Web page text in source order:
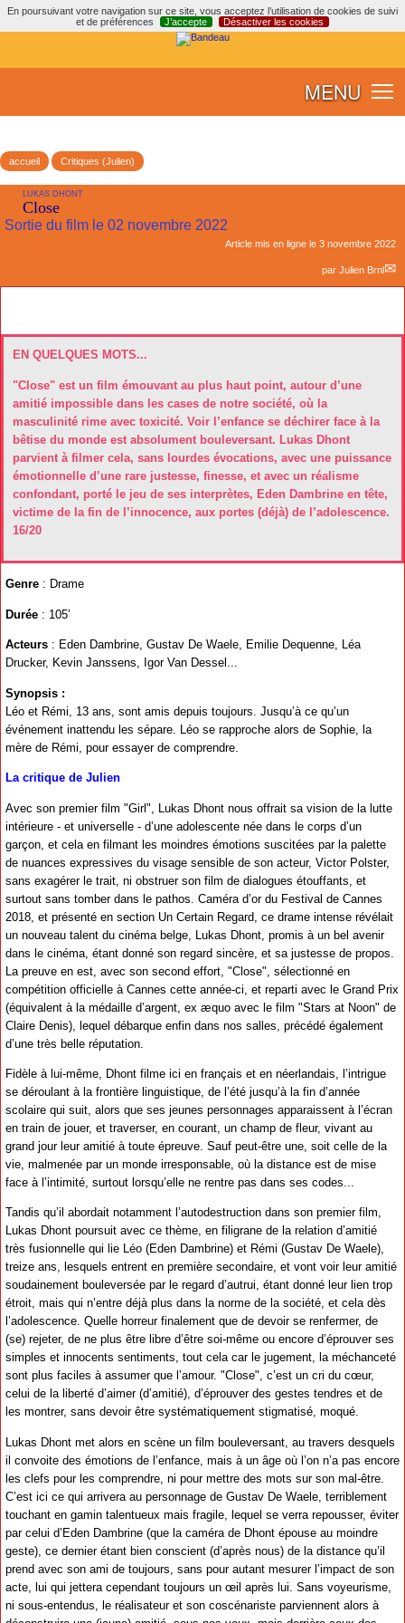
En poursuivant votre navigation sur ce site, vous acceptez l’utilisation de cookies de suivi
et de préférences
J’accepte Désactiver les cookies
MENU
accueil Critiques (Julien)
LUKAS DHONT
Close
Sortie du film le 02 novembre 2022
Article mis en ligne le 3 novembre 2022
par Julien Brnl
EN QUELQUES MOTS...
"Close" est un film émouvant au plus haut point, autour d’une
amitié impossible dans les cases de notre société, où la
masculinité rime avec toxicité. Voir l’enfance se déchirer face à la
bêtise du monde est absolument bouleversant. Lukas Dhont
parvient à filmer cela, sans lourdes évocations, avec une puissance
émotionnelle d’une rare justesse, finesse, et avec un réalisme
confondant, porté le jeu de ses interprètes, Eden Dambrine en tête,
victime de la fin de l’innocence, aux portes (déjà) de l’adolescence.
16/20
Genre : Drame
Durée : 105’
Acteurs : Eden Dambrine, Gustav De Waele, Emilie Dequenne, Léa
Drucker, Kevin Janssens, Igor Van Dessel...
Synopsis :
Léo et Rémi, 13 ans, sont amis depuis toujours. Jusqu’à ce qu’un
événement inattendu les sépare. Léo se rapproche alors de Sophie, la
mère de Rémi, pour essayer de comprendre.
La critique de Julien
Avec son premier film "Girl", Lukas Dhont nous offrait sa vision de la lutte
intérieure - et universelle - d’une adolescente née dans le corps d’un
garçon, et cela en filmant les moindres émotions suscitées par la palette
de nuances expressives du visage sensible de son acteur, Victor Polster,
sans exagérer le trait, ni obstruer son film de dialogues étouffants, et
surtout sans tomber dans le pathos. Caméra d’or du Festival de Cannes
2018, et présenté en section Un Certain Regard, ce drame intense révélait
un nouveau talent du cinéma belge, Lukas Dhont, promis à un bel avenir
dans le cinéma, étant donné son regard sincère, et sa justesse de propos.
La preuve en est, avec son second effort, "Close", sélectionné en
compétition officielle à Cannes cette année-ci, et reparti avec le Grand Prix
(équivalent à la médaille d’argent, ex æquo avec le film "Stars at Noon" de
Claire Denis), lequel débarque enfin dans nos salles, précédé également
d’une très belle réputation.
Fidèle à lui-même, Dhont filme ici en français et en néerlandais, l’intrigue
se déroulant à la frontière linguistique, de l’été jusqu’à la fin d’année
scolaire qui suit, alors que ses jeunes personnages apparaissent à l’écran
en train de jouer, et traverser, en courant, un champ de fleur, vivant au
grand jour leur amitié à toute épreuve. Sauf peut-être une, soit celle de la
vie, malmenée par un monde irresponsable, où la distance est de mise
face à l’intimité, surtout lorsqu’elle ne rentre pas dans ses codes...
Tandis qu’il abordait notamment l’autodestruction dans son premier film,
Lukas Dhont poursuit avec ce thème, en filigrane de la relation d’amitié
très fusionnelle qui lie Léo (Eden Dambrine) et Rémi (Gustav De Waele),
treize ans, lesquels entrent en première secondaire, et vont voir leur amitié
soudainement bouleversée par le regard d’autrui, étant donné leur lien trop
étroit, mais qui n’entre déjà plus dans la norme de la société, et cela dès
l’adolescence. Quelle horreur finalement que de devoir se renfermer, de
(se) rejeter, de ne plus être libre d’être soi-même ou encore d’éprouver ses
simples et innocents sentiments, tout cela car le jugement, la méchanceté
sont plus faciles à assumer que l’amour. "Close", c’est un cri du cœur,
celui de la liberté d’aimer (d’amitié), d’éprouver des gestes tendres et de
les montrer, sans devoir être systématiquement stigmatisé, moqué.
Lukas Dhont met alors en scène un film bouleversant, au travers desquels
il convoite des émotions de l’enfance, mais à un âge où l’on n’a pas encore
les clefs pour les comprendre, ni pour mettre des mots sur son mal-être.
C’est ici ce qui arrivera au personnage de Gustav De Waele, terriblement
touchant en gamin talentueux mais fragile, lequel se verra repousser, éviter
par celui d’Eden Dambrine (que la caméra de Dhont épouse au moindre
geste), ce dernier étant bien conscient (d’après nous) de la distance qu’il
prend avec son ami de toujours, sans pour autant mesurer l’impact de son
acte, lui qui jettera cependant toujours un œil après lui. Sans voyeurisme,
ni sous-entendus, le réalisateur et son coscénariste parviennent alors à